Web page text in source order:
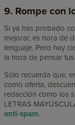
9. Rompe con
Si ya has probado
mejorar, es hora de
lenguaje. Pero hay
la hora de pensar
Sólo recuerda que,
como oferta,
redacción como los
LETRAS
anti-spam.